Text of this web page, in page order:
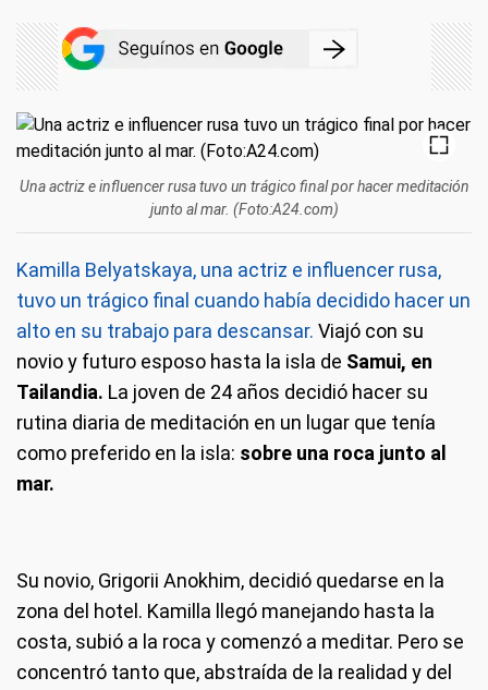
Una actriz e influencer rusa tuvo un trágico final por hacer meditación
junto al mar. (Foto:A24.com)
Kamilla Belyatskaya, una actriz e influencer rusa,
tuvo un trágico final cuando había decidido hacer un
alto en su trabajo para descansar. Viajó con su
novio y futuro esposo hasta la isla de Samui, en
Tailandia. La joven de 24 años decidió hacer su
rutina diaria de meditación en un lugar que tenía
como preferido en la isla: sobre una roca junto al
mar.
Su novio, Grigorii Anokhim, decidió quedarse en la
zona del hotel. Kamilla llegó manejando hasta la
costa, subió a la roca y comenzó a meditar. Pero se
concentró tanto que, abstraída de la realidad y del